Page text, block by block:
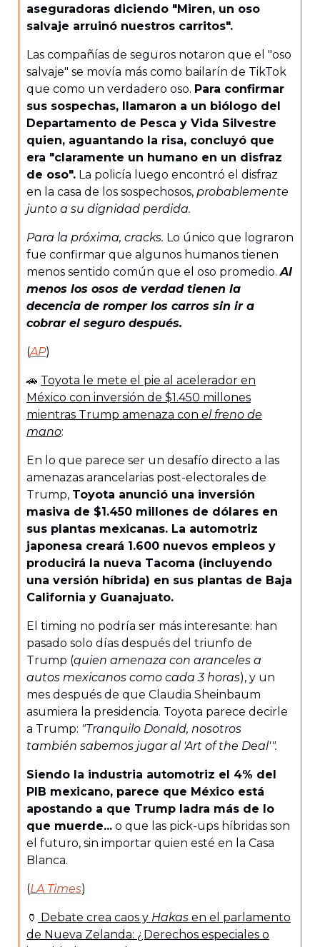
aseguradoras diciendo "Miren, un oso
salvaje arruinó nuestros carritos".
Las compañías de seguros notaron que el "oso
salvaje" se movía más como bailarín de TikTok
que como un verdadero oso. Para confirmar
sus sospechas, llamaron a un biólogo del
Departamento de Pesca y Vida Silvestre
quien, aguantando la risa, concluyó que
era "claramente un humano en un disfraz
de oso". La policía luego encontró el disfraz
en la casa de los sospechosos, probablemente
junto a su dignidad perdida.
Para la próxima, cracks. Lo único que lograron
fue confirmar que algunos humanos tienen
menos sentido común que el oso promedio.Al
menos los osos de verdad tienen la
decencia de romper los carros sin ir a
cobrar el seguro después.
(AP)
🚗 Toyota le mete el pie al acelerador en
México con inversión de $1.450 millones
mientras Trump amenaza con el freno de
mano:
En lo que parece ser un desafío directo a las
amenazas arancelarias post-electorales de
Trump, Toyota anunció una inversión
masiva de $1.450 millones de dólares en
sus plantas mexicanas. La automotriz
japonesa creará 1.600 nuevos empleos y
producirá la nueva Tacoma (incluyendo
una versión híbrida) en sus plantas de Baja
California y Guanajuato.
El timing no podría ser más interesante: han
pasado solo días después del triunfo de
Trump (quien amenaza con aranceles a
autos mexicanos como cada 3 horas), y un
mes después de que Claudia Sheinbaum
asumiera la presidencia. Toyota parece decirle
a Trump: "Tranquilo Donald, nosotros
también sabemos jugar al 'Art of the Deal'".
Siendo la industria automotriz el 4% del
PIB mexicano, parece que México está
apostando a que Trump ladra más de lo
que muerde... o que las pick-ups híbridas son
el futuro, sin importar quien esté en la Casa
Blanca.
(LA Times)
🏺 Debate crea caos y Hakas en el parlamento
de Nueva Zelanda: ¿Derechos especiales o